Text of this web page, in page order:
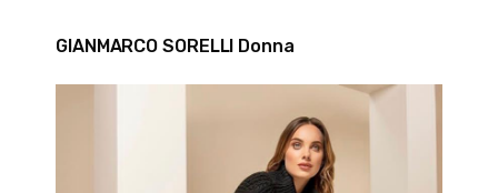
GIANMARCO SORELLI Donna